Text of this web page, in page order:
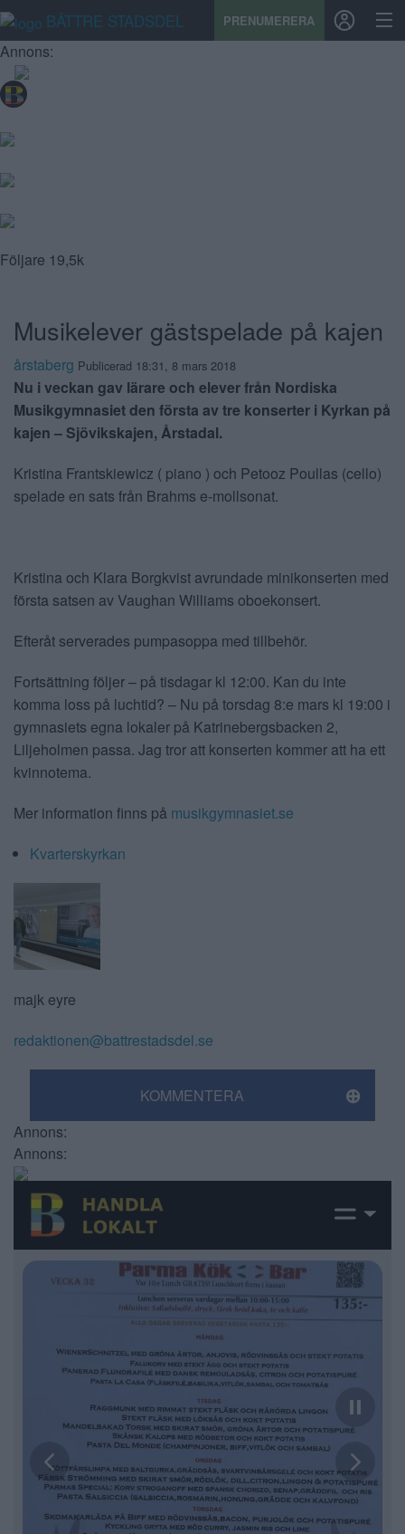
BÄTTRE STADSDEL PRENUMERERA
START
STADSDEL
PRENUMERATION
SPORT
ÅSIKTER
SAMARBETEN
ANNONSERA
NÄRINGSLIV
Annons:
Följare 19,5k
Musikelever gästspelade på kajen
årstaberg Publicerad 18:31, 8 mars 2018
Nu i veckan gav lärare och elever från Nordiska
Musikgymnasiet den första av tre konserter i Kyrkan på
kajen – Sjövikskajen, Årstadal.
Kristina Frantskiewicz ( piano ) och Petooz Poullas (cello)
spelade en sats från Brahms e-mollsonat.
Kristina och Klara Borgkvist avrundade minikonserten med
första satsen av Vaughan Williams oboekonsert.
Efteråt serverades pumpasoppa med tillbehör.
Fortsättning följer – på tisdagar kl 12:00. Kan du inte
komma loss på luchtid? – Nu på torsdag 8:e mars kl 19:00 i
gymnasiets egna lokaler på Katrinebergsbacken 2,
Liljeholmen passa. Jag tror att konserten kommer att ha ett
kvinnotema.
Mer information finns på musikgymnasiet.se
Kvarterskyrkan
majk eyre
redaktionen@battrestadsdel.se
KOMMENTERA
Annons:
Annons: